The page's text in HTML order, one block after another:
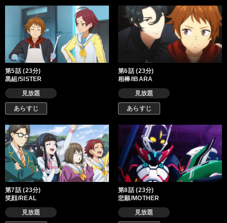
第5話 (23分)
黒組/SISTER
見放題
あらすじ
第6話 (23分)
相棒/IBARA
見放題
あらすじ
第7話 (23分)
笑顔/REAL
見放題
第8話 (23分)
悲願/MOTHER
見放題